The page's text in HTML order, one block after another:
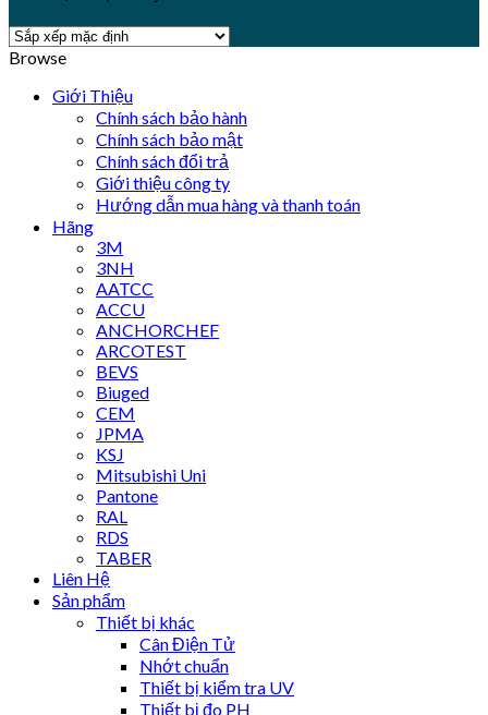
Browse
Giới Thiệu
Chính sách bảo hành
Chính sách bảo mật
Chính sách đổi trả
Giới thiệu công ty
Hướng dẫn mua hàng và thanh toán
Hãng
3M
3NH
AATCC
ACCU
ANCHORCHEF
ARCOTEST
BEVS
Biuged
CEM
JPMA
KSJ
Mitsubishi Uni
Pantone
RAL
RDS
TABER
Liên Hệ
Sản phẩm
Thiết bị khác
Cân Điện Tử
Nhớt chuẩn
Thiết bị kiểm tra UV
Thiết bị đo PH